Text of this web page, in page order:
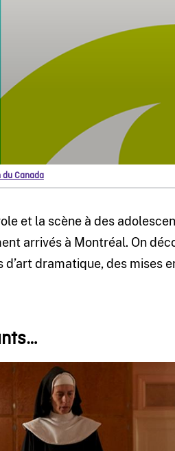
Canada
et la scène à des
arrivés à Montréal. On
dramatique, des mises